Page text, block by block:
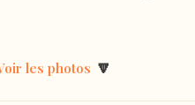
les photos 🔽